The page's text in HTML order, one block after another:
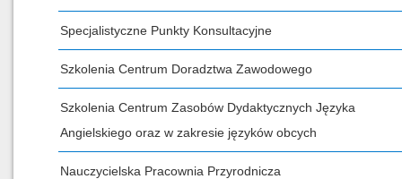
Specjalistyczne Punkty Konsultacyjne
Szkolenia Centrum Doradztwa Zawodowego
Szkolenia Centrum Zasobów Dydaktycznych Języka
Angielskiego oraz w zakresie języków obcych
Nauczycielska Pracownia Przyrodnicza